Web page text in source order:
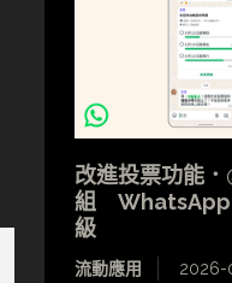
改進投票功能
組 WhatsApp
級
流動應用 2026-